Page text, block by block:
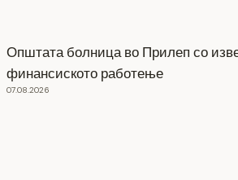
Општата болница во Прилеп со
финансиското работење
07.08.2026